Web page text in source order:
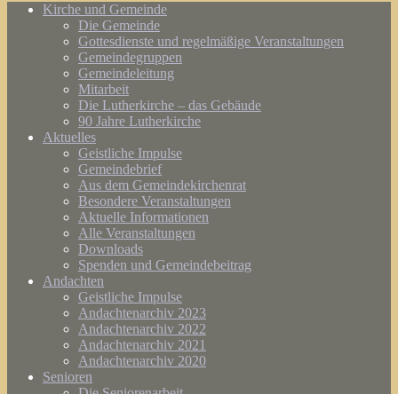
Kirche und Gemeinde
Die Gemeinde
Gottesdienste und regelmäßige Veranstaltungen
Gemeindegruppen
Gemeindeleitung
Mitarbeit
Die Lutherkirche – das Gebäude
90 Jahre Lutherkirche
Aktuelles
Geistliche Impulse
Gemeindebrief
Aus dem Gemeindekirchenrat
Besondere Veranstaltungen
Aktuelle Informationen
Alle Veranstaltungen
Downloads
Spenden und Gemeindebeitrag
Andachten
Geistliche Impulse
Andachtenarchiv 2023
Andachtenarchiv 2022
Andachtenarchiv 2021
Andachtenarchiv 2020
Senioren